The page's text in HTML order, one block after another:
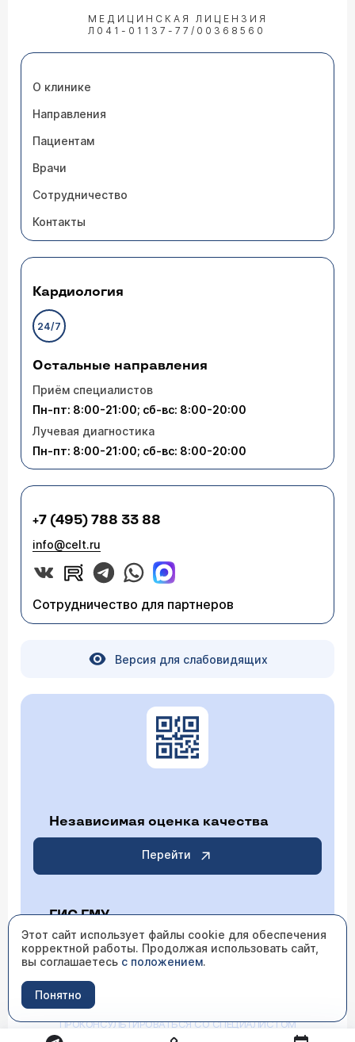
МЕДИЦИНСКАЯ ЛИЦЕНЗИЯ
Л041-01137-77/00368560
О клинике
Направления
Пациентам
Врачи
Сотрудничество
Контакты
Кардиология
24/7
Остальные направления
Приём специалистов
Пн-пт: 8:00-21:00; сб-вс: 8:00-20:00
Лучевая диагностика
Пн-пт: 8:00-21:00; сб-вс: 8:00-20:00
+7 (495) 788 33 88
info@celt.ru
Сотрудничество для партнеров
Версия для слабовидящих
Независимая оценка качества
Перейти
ГИС ГМУ
Перейти
ИМЕЮТСЯ ПРОТИВОПОКАЗАНИЯ НЕОБХОДИМО
ПРОКОНСУЛЬТИРОВАТЬСЯ СО СПЕЦИАЛИСТОМ
Этот сайт использует файлы cookie для обеспечения
корректной работы. Продолжая использовать сайт,
вы соглашаетесь с положением.
Понятно